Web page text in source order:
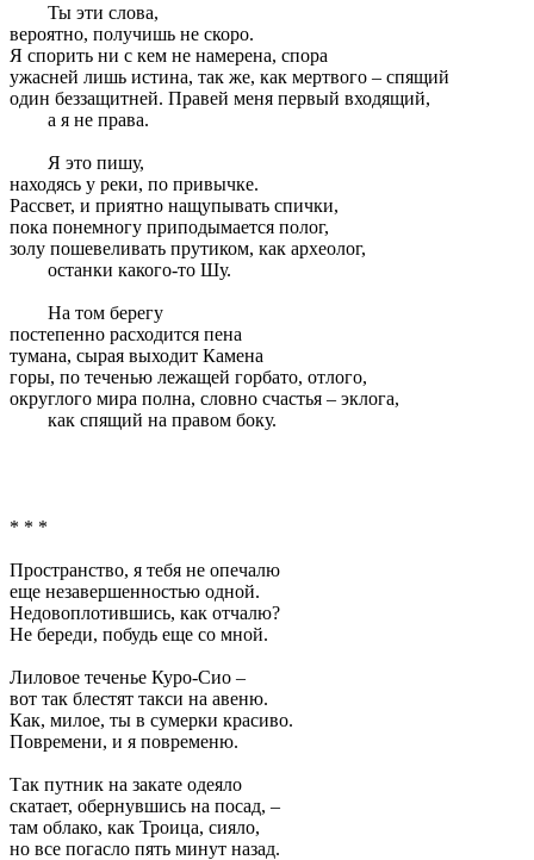
Ты эти слова,
вероятно, получишь не скоро.
Я спорить ни с кем не намерена, спора
ужасней лишь истина, так же, как мертвого – спящий
один беззащитней. Правей меня первый входящий,
а я не права.
Я это пишу,
находясь у реки, по привычке.
Рассвет, и приятно нащупывать спички,
пока понемногу приподымается полог,
золу пошевеливать прутиком, как археолог,
останки какого-то Шу.
На том берегу
постепенно расходится пена
тумана, сырая выходит Камена
горы, по теченью лежащей горбато, отлого,
округлого мира полна, словно счастья – эклога,
как спящий на правом боку.
* * *
Пространство, я тебя не опечалю
еще незавершенностью одной.
Недовоплотившись, как отчалю?
Не береди, побудь еще со мной.
Лиловое теченье Куро-Сио –
вот так блестят такси на авеню.
Как, милое, ты в сумерки красиво.
Повремени, и я повременю.
Так путник на закате одеяло
скатает, обернувшись на посад, –
там облако, как Троица, сияло,
но все погасло пять минут назад.